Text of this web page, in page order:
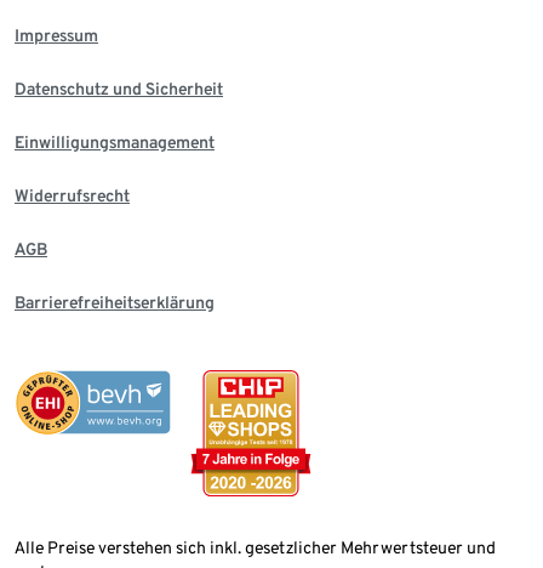
Impressum
Datenschutz und Sicherheit
Einwilligungsmanagement
Widerrufsrecht
AGB
Barrierefreiheitserklärung
Alle Preise verstehen sich inkl. gesetzlicher Mehrwertsteuer und